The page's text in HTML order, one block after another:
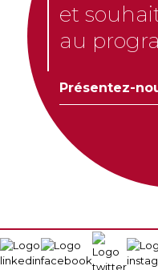
et
au
Présentez-